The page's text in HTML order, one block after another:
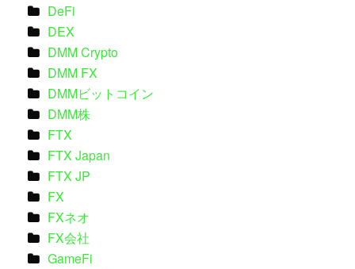
DeFi
DEX
DMM Crypto
DMM FX
DMMビットコイン
DMM株
FTX
FTX Japan
FTX JP
FX
FXネオ
FX会社
GameFi